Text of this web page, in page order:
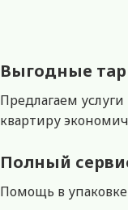
Выгодные
Предлагаем
квартиру
Полный
Помощь в